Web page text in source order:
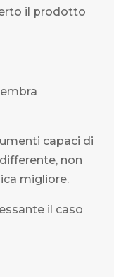
il prodotto
capaci di
non
migliore.
il caso